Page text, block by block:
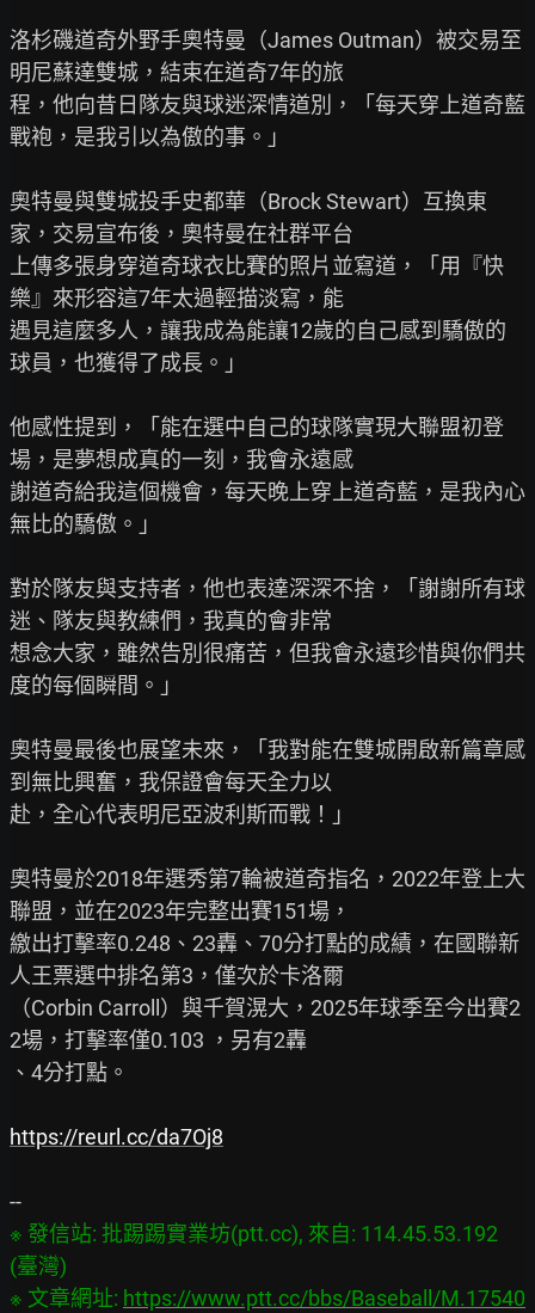
洛杉磯道奇外野手奧特曼（James Outman）被交易至
明尼蘇達雙城，結束在道奇7年的旅
程，他向昔日隊友與球迷深情道別，「每天穿上道奇藍
戰袍，是我引以為傲的事。」
奧特曼與雙城投手史都華（Brock Stewart）互換東
家，交易宣布後，奧特曼在社群平台
上傳多張身穿道奇球衣比賽的照片並寫道，「用『快
樂』來形容這7年太過輕描淡寫，能
遇見這麼多人，讓我成為能讓12歲的自己感到驕傲的
球員，也獲得了成長。」
他感性提到，「能在選中自己的球隊實現大聯盟初登
場，是夢想成真的一刻，我會永遠感
謝道奇給我這個機會，每天晚上穿上道奇藍，是我內心
無比的驕傲。」
對於隊友與支持者，他也表達深深不捨，「謝謝所有球
迷、隊友與教練們，我真的會非常
想念大家，雖然告別很痛苦，但我會永遠珍惜與你們共
度的每個瞬間。」
奧特曼最後也展望未來，「我對能在雙城開啟新篇章感
到無比興奮，我保證會每天全力以
赴，全心代表明尼亞波利斯而戰！」
奧特曼於2018年選秀第7輪被道奇指名，2022年登上大
聯盟，並在2023年完整出賽151場，
繳出打擊率0.248、23轟、70分打點的成績，在國聯新
人王票選中排名第3，僅次於卡洛爾
（Corbin Carroll）與千賀滉大，2025年球季至今出賽2
2場，打擊率僅0.103 ，另有2轟
、4分打點。
https://reurl.cc/da7Oj8
※ 發信站: 批踢踢實業坊(ptt.cc), 來自: 114.45.53.192
(臺灣)
※ 文章網址: https://www.ptt.cc/bbs/Baseball/M.17540